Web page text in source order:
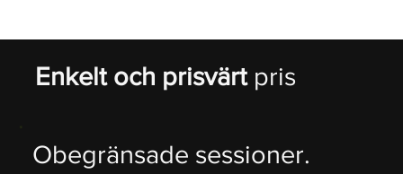
Enkelt och prisvärtpris
Obegränsade sessioner.